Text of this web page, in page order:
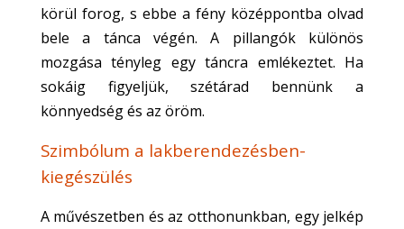
körül forog, s ebbe a fény középpontba olvad
bele a tánca végén. A pillangók különös
mozgásatényleg egy táncra emlékeztet. Ha
sokáig figyeljük, szétárad bennünk a
könnyedség és az öröm.
Szimbólum a lakberendezésben-
kiegészülés
A művészetben és az otthonunkban, egy jelkép